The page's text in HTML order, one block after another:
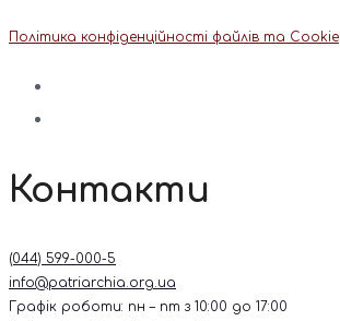
Політика конфіденційності файлів та Cookie
Контакти
(044) 599-000-5
info@patriarchia.org.ua
Графік роботи: пн – пт з 10:00 до 17:00